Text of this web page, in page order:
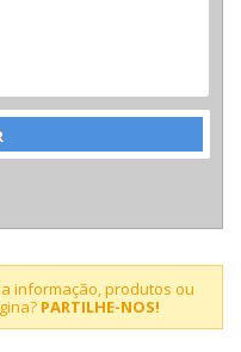
informação, produtos ou
PARTILHE-NOS!